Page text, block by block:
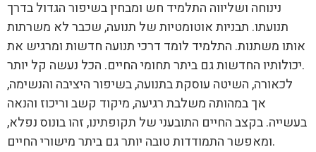
נינוחה ושליווה התלמיד חש ומבחין בשיפור הגדול בדרך
תנועתו. תבניות אוטומטיות של תנועה, שכבר לא משרתות
אותו משתנות. התלמיד לומד דרכי תנועה חדשות ומרגיש את
יכולותיו החדשות גם ביתר תחומי החיים. הכל נעשה קל יותר.
לכאורה, השיטה עוסקת בתנועה, בשיפור היציבה והנשימה,
אך במהותה משלבת רגיעה, מיקוד קשב וריכוז והנאה
בעשייה. בקצב החיים התובעני של תקופתינו, זהו בונוס נפלא,
ומאפשר התמודדות טובה יותר גם ביתר מישורי החיים.